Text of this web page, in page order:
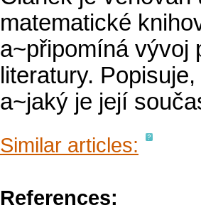
matematické
a~připomíná vývoj
literatury.
a~jaký je její
Similar articles:
References: